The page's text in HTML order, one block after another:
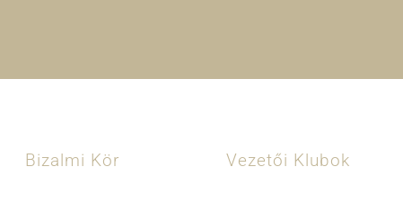
Bizalmi Kör Vezetői Klubok